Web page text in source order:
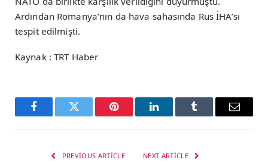
Ardından Romanya’nın da hava sahasında Rus İHA’sı
tespit edilmişti.
Kaynak : TRT Haber
FacebookTwitter Pinterest LinkedInTumblr Email
PREVIOUS ARTICLE NEXT ARTICLE